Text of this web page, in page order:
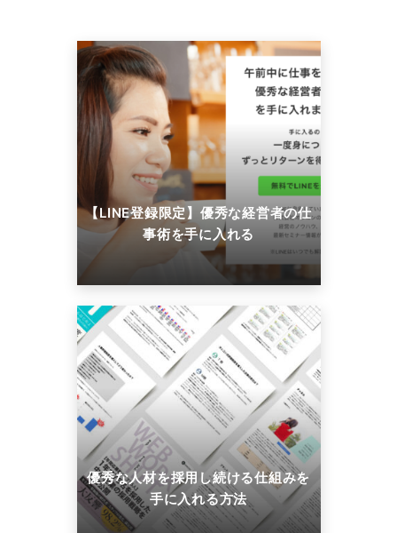
【LINE登録限定】優秀な経営者の仕
事術を手に入れる
優秀な人材を採用し続ける仕組みを
手に入れる方法